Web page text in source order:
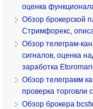
оценка
Обзор брокерской
Стримфорекс,
Обзор телеграм-
сигналов, оценка
заработка
Обзор телеграмм
проверка торговли
Обзор брокера